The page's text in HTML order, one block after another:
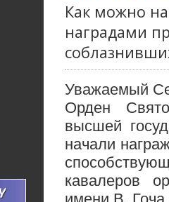
Как можно
наградами
Уважаемый
Орден
высшей
начали
кавалеров
имени В.